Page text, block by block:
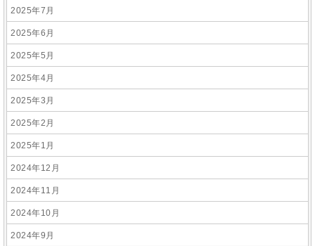
2025年7月
2025年6月
2025年5月
2025年4月
2025年3月
2025年2月
2025年1月
2024年12月
2024年11月
2024年10月
2024年9月